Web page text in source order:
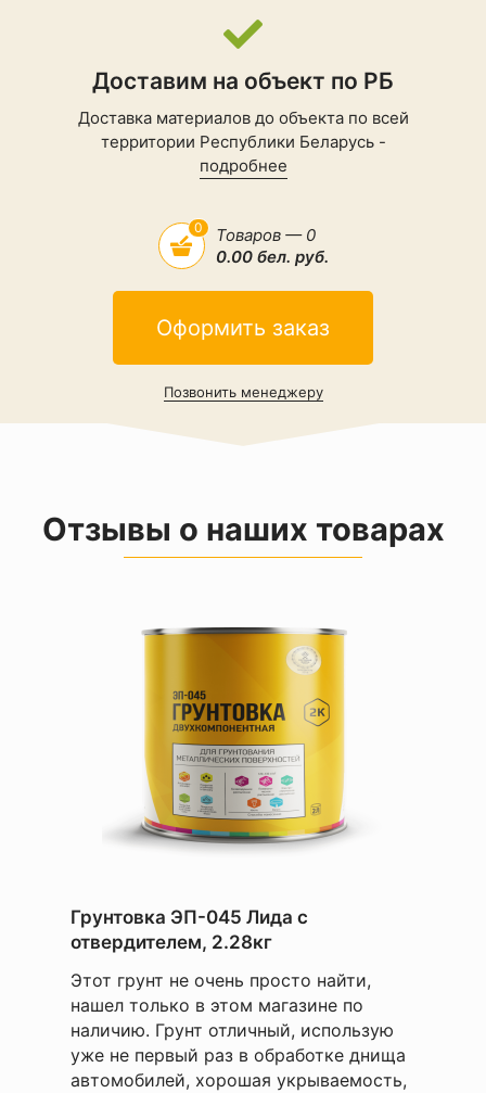
Доставим на объект по РБ
Доставка материалов до объекта по всей
территории Республики Беларусь -
подробнее
0
Товаров — 0
0.00 бел. руб.
Оформить заказ
Позвонить менеджеру
Отзывы о наших товарах
Грунтовка ЭП-045 Лида с
отвердителем, 2.28кг
Этот грунт не очень просто найти,
нашел только в этом магазине по
наличию. Грунт отличный, использую
уже не первый раз в обработке днища
автомобилей, хорошая укрываемость,